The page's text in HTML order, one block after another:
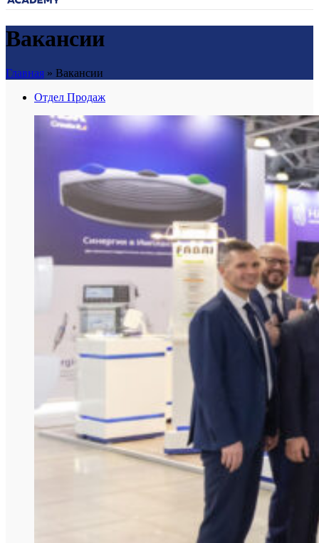
Вакансии
Главная » Вакансии
Отдел Продаж